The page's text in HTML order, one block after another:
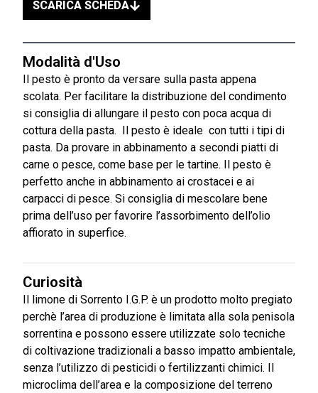
SCARICA SCHEDA
Modalità d'Uso
Il pesto è pronto da versare sulla pasta appena
scolata. Per facilitare la distribuzione del condimento
si consiglia di allungare il pesto con poca acqua di
cottura della pasta. Il pesto è ideale con tutti i tipi di
pasta. Da provare in abbinamento a secondi piatti di
carne o pesce, come base per le tartine. Il pesto è
perfetto anche in abbinamento ai crostacei e ai
carpacci di pesce. Si consiglia di mescolare bene
prima dell’uso per favorire l’assorbimento dell’olio
affiorato in superfice.
Curiosità
Il limone di Sorrento I.G.P. è un prodotto molto pregiato
perchè l’area di produzione è limitata alla sola penisola
sorrentina e possono essere utilizzate solo tecniche
di coltivazione tradizionali a basso impatto ambientale,
senza l’utilizzo di pesticidi o fertilizzanti chimici. Il
microclima dell’area e la composizione del terreno